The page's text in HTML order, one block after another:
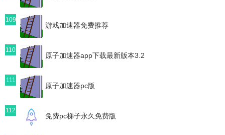
109
游戏加速器免费推荐
110
原子加速器app下载最新版本3.2
111
原子加速器pc版
112
免费pc梯子永久免费版